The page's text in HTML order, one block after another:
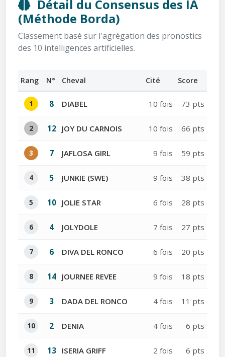
Détail du Consensus des IA
(Méthode Borda)
Classement basé sur l'agrégation des pronostics
des 10 intelligences artificielles.
Rang N° Cheval Cité Score
1 8 DIABEL 10 fois 73 pts
2 12 JOY DU CARNOIS 10 fois 66 pts
3 7 JAFLOSA GIRL 9 fois 59 pts
4 5 JUNKIE (SWE) 9 fois 38 pts
5 10 JOLIE STAR 6 fois 28 pts
6 4 JOLYDOLE 7 fois 27 pts
7 6 DIVA DEL RONCO 6 fois 20 pts
8 14 JOURNEE REVEE 9 fois 18 pts
9 3 DADA DEL RONCO 4 fois 11 pts
10 2 DENIA 4 fois 6 pts
11 13 ISERIA GRIFF 2 fois 6 pts